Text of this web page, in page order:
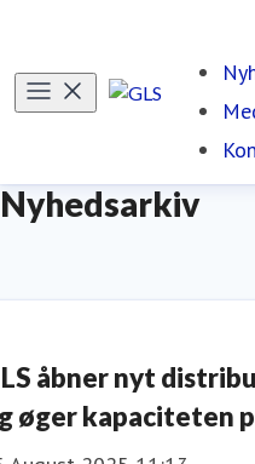
Nyhedsarkiv
åbner nyt
øger kapaciteten